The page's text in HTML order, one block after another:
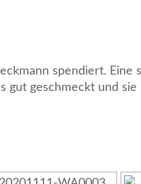
spendiert. Eine
geschmeckt und